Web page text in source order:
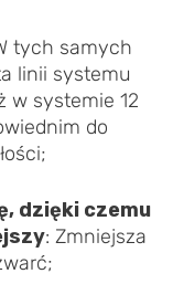
tych samych
linii systemu
w systemie 12
do
dzięki czemu
: Zmniejsza